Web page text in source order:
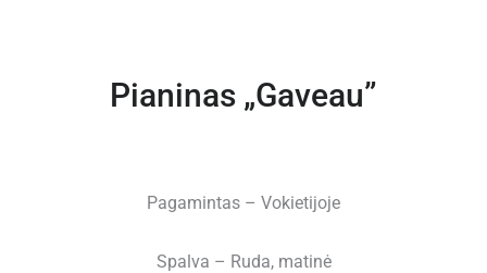
Pianinas „Gaveau”
Pagamintas – Vokietijoje
Spalva – Ruda, matinė